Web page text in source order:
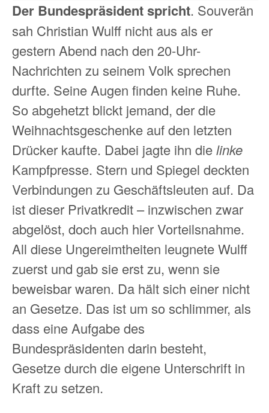
Der Bundespräsident spricht. Souverän
sah Christian Wulff nicht aus als er
gestern Abend nach den 20-Uhr-
Nachrichten zu seinem Volk sprechen
durfte. Seine Augen finden keine Ruhe.
So abgehetzt blickt jemand, der die
Weihnachtsgeschenke auf den letzten
Drücker kaufte. Dabei jagte ihn dielinke
Kampfpresse. Stern und Spiegel deckten
Verbindungen zu Geschäftsleuten auf. Da
ist dieser Privatkredit – inzwischen zwar
abgelöst, doch auch hier Vorteilsnahme.
All diese Ungereimtheiten leugnete Wulff
zuerst und gab sie erst zu, wenn sie
beweisbar waren. Da hält sich einer nicht
an Gesetze. Das ist um so schlimmer, als
dass eine Aufgabe des
Bundespräsidenten darin besteht,
Gesetze durch die eigene Unterschrift in
Kraft zu setzen.